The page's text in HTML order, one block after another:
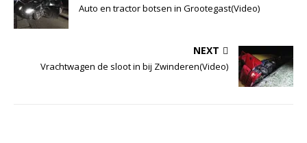
Auto en tractor botsen in Grootegast(Video)
NEXT
Vrachtwagen de sloot in bij Zwinderen(Video)